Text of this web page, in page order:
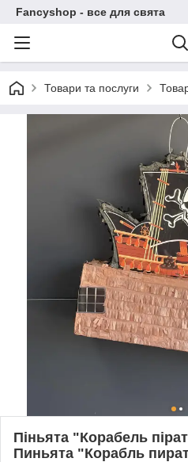
Fancyshop - все для свята
Товари та послуги
Піньята "Корабель
Пиньята "Корабль